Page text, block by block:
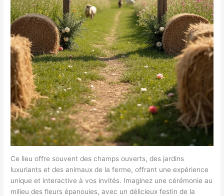
Ce lieu offre souvent des champs ouverts, des jardins
luxuriants et des animaux de la ferme, offrant une expérience
unique et interactive à vos invités. Imaginez une cérémonie au
milieu des fleurs épanouies, avec un délicieux festin de la